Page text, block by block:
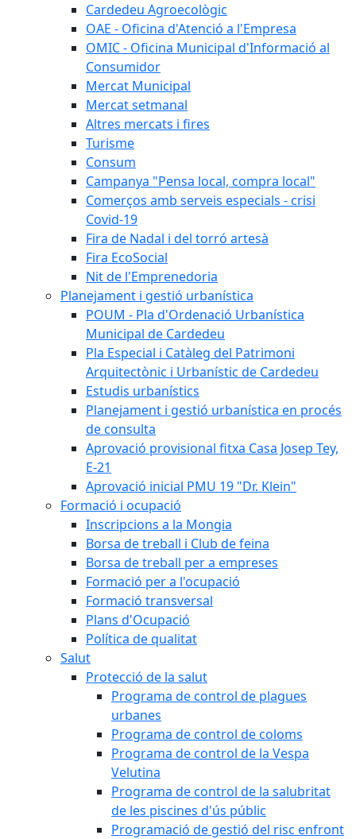
Cardedeu Agroecològic
OAE - Oficina d'Atenció a l'Empresa
OMIC - Oficina Municipal d'Informació al
Consumidor
Mercat Municipal
Mercat setmanal
Altres mercats i fires
Turisme
Consum
Campanya "Pensa local, compra local"
Comerços amb serveis especials - crisi
Covid-19
Fira de Nadal i del torró artesà
Fira EcoSocial
Nit de l'Emprenedoria
Planejament i gestió urbanística
POUM - Pla d'Ordenació Urbanística
Municipal de Cardedeu
Pla Especial i Catàleg del Patrimoni
Arquitectònic i Urbanístic de Cardedeu
Estudis urbanístics
Planejament i gestió urbanística en procés
de consulta
Aprovació provisional fitxa Casa Josep Tey,
E-21
Aprovació inicial PMU 19 "Dr. Klein"
Formació i ocupació
Inscripcions a la Mongia
Borsa de treball i Club de feina
Borsa de treball per a empreses
Formació per a l'ocupació
Formació transversal
Plans d'Ocupació
Política de qualitat
Salut
Protecció de la salut
Programa de control de plagues
urbanes
Programa de control de coloms
Programa de control de la Vespa
Velutina
Programa de control de la salubritat
de les piscines d'ús públic
Programació de gestió del risc enfront